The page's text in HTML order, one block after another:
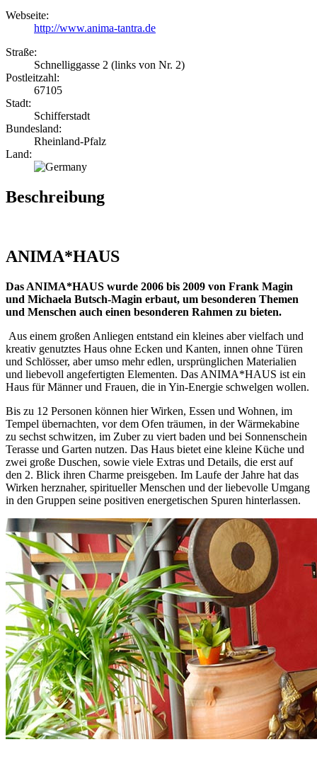
Webseite:
http://www.anima-tantra.de
Straße:
Schnelliggasse 2 (links von Nr. 2)
Postleitzahl:
67105
Stadt:
Schifferstadt
Bundesland:
Rheinland-Pfalz
Land:
Beschreibung
ANIMA*HAUS
Das ANIMA*HAUS wurde 2006 bis 2009 von Frank Magin
und Michaela Butsch-Magin erbaut, um besonderen Themen
und Menschen auch einen besonderen Rahmen zu bieten.
Aus einem großen Anliegen entstand ein kleines aber vielfach und
kreativ genutztes Haus ohne Ecken und Kanten, innen ohne Türen
und Schlösser, aber umso mehr edlen, ursprünglichen Materialien
und liebevoll angefertigten Elementen. Das ANIMA*HAUS ist ein
Haus für Männer und Frauen, die in Yin-Energie schwelgen wollen.
Bis zu 12 Personen können hier Wirken, Essen und Wohnen, im
Tempel übernachten, vor dem Ofen träumen, in der Wärmekabine
zu sechst schwitzen, im Zuber zu viert baden und bei Sonnenschein
Terasse und Garten nutzen. Das Haus bietet eine kleine Küche und
zwei große Duschen, sowie viele Extras und Details, die erst auf
den 2. Blick ihren Charme preisgeben. Im Laufe der Jahre hat das
Wirken herznaher, spiritueller Menschen und der liebevolle Umgang
in den Gruppen seine positiven energetischen Spuren hinterlassen.